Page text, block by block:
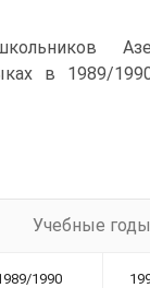
в 1989/
Учебные годы
1990